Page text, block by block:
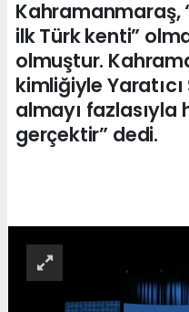
Kahramanmaraş,
ilk Türk kenti”
olmuştur.
kimliğiyle Yaratıcı
almayı fazlasıyla
gerçektir” dedi.